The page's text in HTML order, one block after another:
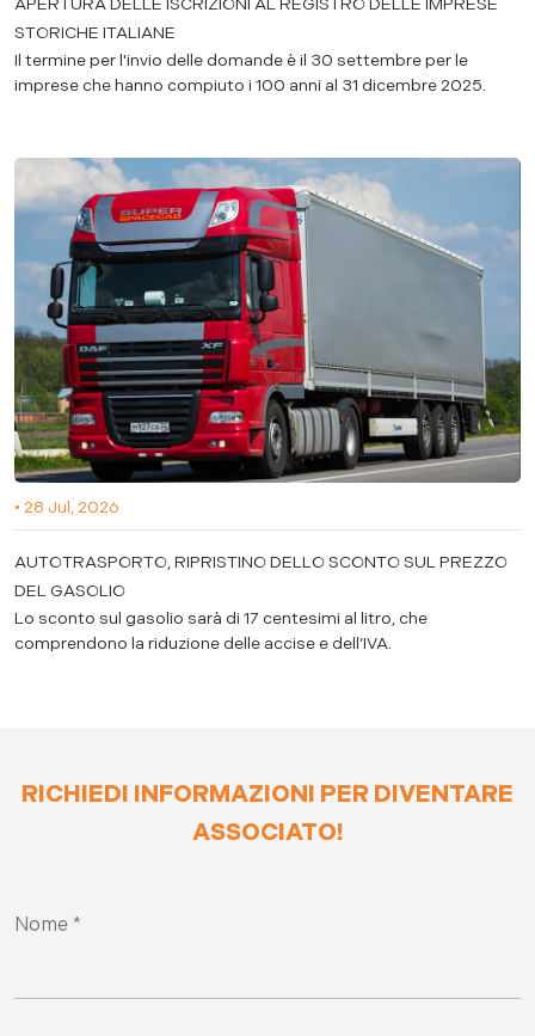
STORICHE ITALIANE
Il termine per l'invio delle domande è il 30 settembre per le
imprese che hanno compiuto i 100 anni al 31 dicembre 2025.
• 28 Jul, 2026
AUTOTRASPORTO, RIPRISTINO DELLO SCONTO SUL PREZZO
DEL GASOLIO
Lo sconto sul gasolio sarà di 17 centesimi al litro, che
comprendono la riduzione delle accise e dell’IVA.
RICHIEDI INFORMAZIONI PER DIVENTARE
ASSOCIATO!
Nome *